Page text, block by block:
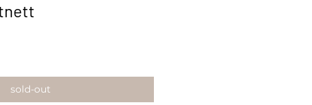
sold-out